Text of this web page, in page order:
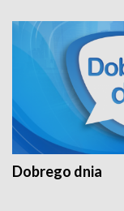
Dobrego dnia